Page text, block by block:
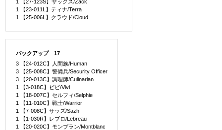
1 【27-123S】ザックス/Zack
1 【23-011L】ティナ/Terra
1 【25-006L】クラウド/Cloud
バックアップ 17
3 【24-012C】人間族/Human
3 【25-008C】警備兵/Security Officer
3 【20-013C】調理師/Culinarian
1 【3-018C】ビビ/Vivi
1 【18-007C】セルフィ/Selphie
1 【11-010C】戦士/Warrior
1 【7-008C】サッズ/Sazh
1 【1-030R】レブロ/Lebreau
1 【20-020C】モンブラン/Montblanc